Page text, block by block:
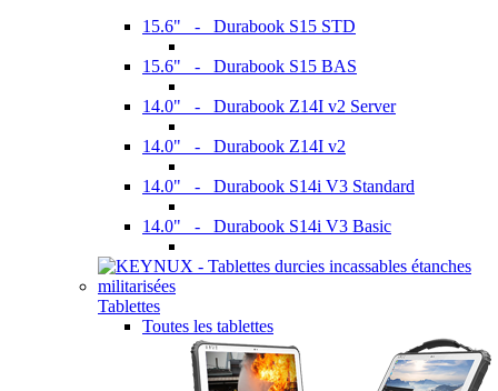
15.6" - Durabook S15 STD
15.6" - Durabook S15 BAS
14.0" - Durabook Z14I v2 Server
14.0" - Durabook Z14I v2
14.0" - Durabook S14i V3 Standard
14.0" - Durabook S14i V3 Basic
Tablettes
Toutes les tablettes